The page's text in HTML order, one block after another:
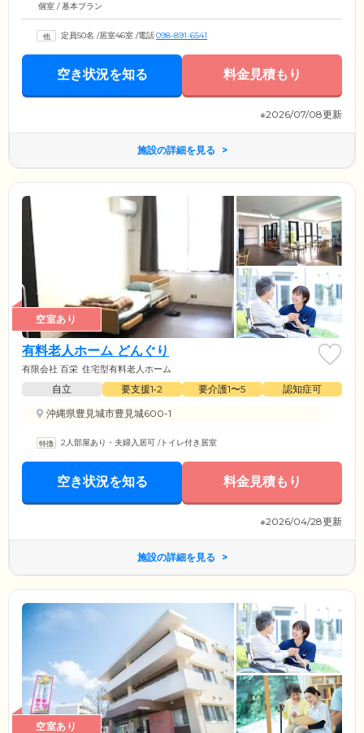
個室 / 基本プラン
定員50名 /居室46室 /電話098-891-6541
空き状況を知る 料金見積もり
※2026/07/08更新
施設の詳細を見る
空室あり
有料老人ホーム どんぐり
有限会社 百栄 住宅型有料老人ホーム
自立 要支援1•2 要介護1〜5
認知症可
沖縄県豊見城市豊見城600-1
2人部屋あり・夫婦入居可 /トイレ付き居室
空き状況を知る 料金見積もり
※2026/04/28更新
施設の詳細を見る
空室あり